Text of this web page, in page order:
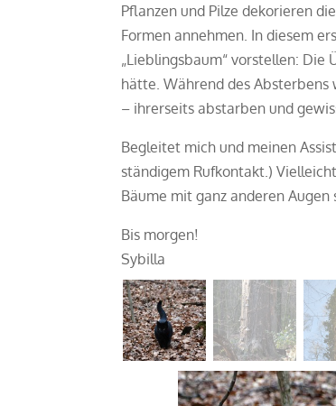
Pflanzen und Pilze dekorieren
Formen annehmen. In diesem
„Lieblingsbaum“ vorstellen:
hätte. Während des
– ihrerseits abstarben und
Begleitet mich und meinen
ständigem Rufkontakt.)
Bäume mit ganz anderen Augen
Bis morgen!
Sybilla